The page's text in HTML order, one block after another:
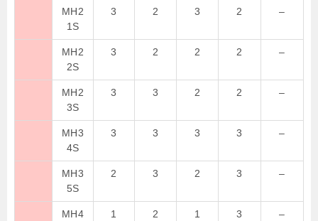
MH2
1S
3 2 3 2 –
MH2
2S
3 2 2 2 –
MH2
3S
3 3 2 2 –
MH3
4S
3 3 3 3 –
MH3
5S
2 3 2 3 –
MH4
1 2 1 3 –